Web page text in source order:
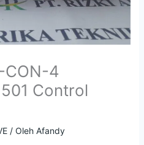
CON-4
Control
/ Oleh Afandy